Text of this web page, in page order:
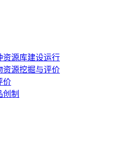
资源库建设运行
资源挖掘与评价
价
制